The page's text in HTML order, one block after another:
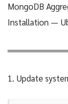
MongoDB
Installation —
1. Update